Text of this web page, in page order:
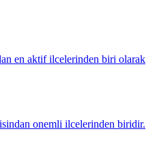
en aktif ilcelerinden biri olarak
onemli ilcelerinden biridir.